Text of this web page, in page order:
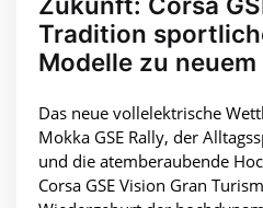
Tradition
Modelle zu neuem
Das neue vollelektrische
Mokka GSE Rally, der
und die atemberaubende
Corsa GSE Vision Gran